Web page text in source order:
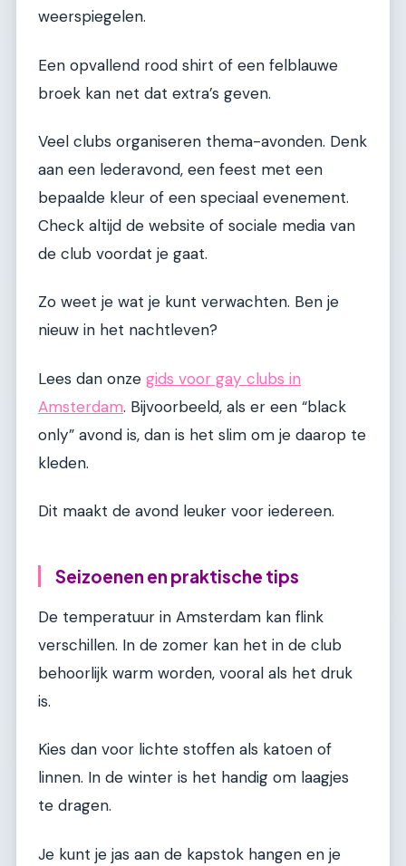
weerspiegelen.
Een opvallend rood shirt of een felblauwe
broek kan net dat extra’s geven.
Veel clubs organiseren thema-avonden. Denk
aan een lederavond, een feest met een
bepaalde kleur of een speciaal evenement.
Check altijd de website of sociale media van
de club voordat je gaat.
Zo weet je wat je kunt verwachten. Ben je
nieuw in het nachtleven?
Lees dan onze gids voor gay clubs in
Amsterdam. Bijvoorbeeld, als er een “black
only” avond is, dan is het slim om je daarop te
kleden.
Dit maakt de avond leuker voor iedereen.
Seizoenen en praktische tips
De temperatuur in Amsterdam kan flink
verschillen. In de zomer kan het in de club
behoorlijk warm worden, vooral als het druk
is.
Kies dan voor lichte stoffen als katoen of
linnen. In de winter is het handig om laagjes
te dragen.
Je kunt je jas aan de kapstok hangen en je